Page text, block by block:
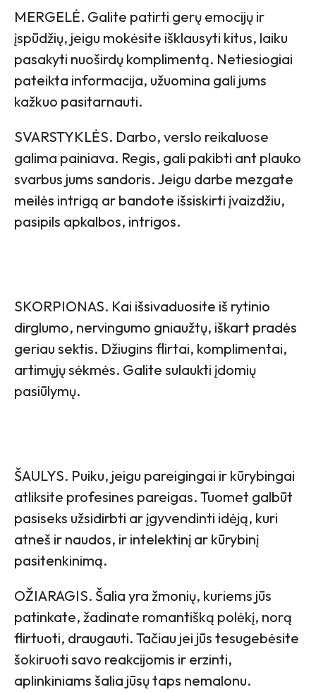
MERGELĖ. Galite patirti gerų emocijų ir
įspūdžių, jeigu mokėsite išklausyti kitus, laiku
pasakyti nuoširdų komplimentą. Netiesiogiai
pateikta informacija, užuomina gali jums
kažkuo pasitarnauti.
SVARSTYKLĖS. Darbo, verslo reikaluose
galima painiava. Regis, gali pakibti ant plauko
svarbus jums sandoris. Jeigu darbe mezgate
meilės intrigą ar bandote išsiskirti įvaizdžiu,
pasipils apkalbos, intrigos.
SKORPIONAS. Kai išsivaduosite iš rytinio
dirglumo, nervingumo gniaužtų, iškart pradės
geriau sektis. Džiugins flirtai, komplimentai,
artimųjų sėkmės. Galite sulaukti įdomių
pasiūlymų.
ŠAULYS. Puiku, jeigu pareigingai ir kūrybingai
atliksite profesines pareigas. Tuomet galbūt
pasiseks užsidirbti ar įgyvendinti idėją, kuri
atneš ir naudos, ir intelektinį ar kūrybinį
pasitenkinimą.
OŽIARAGIS. Šalia yra žmonių, kuriems jūs
patinkate, žadinate romantišką polėkį, norą
flirtuoti, draugauti. Tačiau jei jūs tesugebėsite
šokiruoti savo reakcijomis ir erzinti,
aplinkiniams šalia jūsų taps nemalonu.